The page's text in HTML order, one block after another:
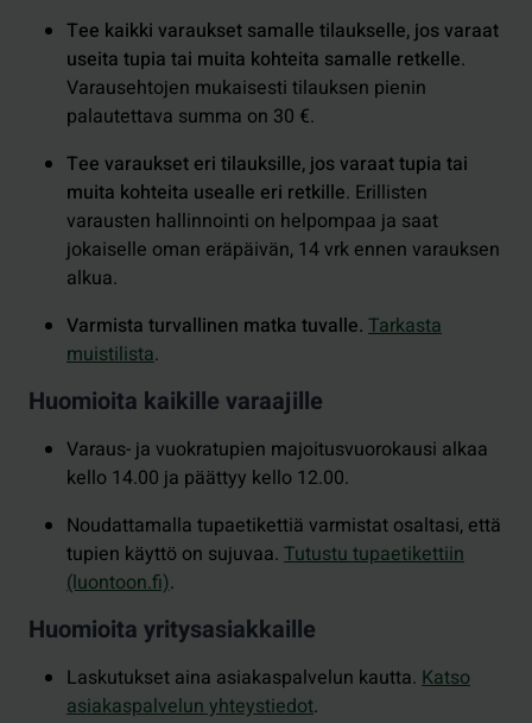
Tee kaikki varaukset samalle tilaukselle, jos varaat
useita tupia tai muita kohteita samalle retkelle.
Varausehtojen mukaisesti tilauksen pienin
palautettava summa on 30 €.
Tee varaukset eri tilauksille, jos varaat tupia tai
muita kohteita usealle eri retkille. Erillisten
varausten hallinnointi on helpompaa ja saat
jokaiselle oman eräpäivän, 14 vrk ennen varauksen
alkua.
Varmista turvallinen matka tuvalle. Tarkasta
muistilista.
Huomioita kaikille varaajille
Varaus- ja vuokratupien majoitusvuorokausi alkaa
kello 14.00 ja päättyy kello 12.00.
Noudattamalla tupaetikettiä varmistat osaltasi, että
tupien käyttö on sujuvaa. Tutustutupaetikettiin
(luontoon.fi).
Huomioita yritysasiakkaille
Laskutukset aina asiakaspalvelun kautta. Katso
asiakaspalvelun yhteystiedot.